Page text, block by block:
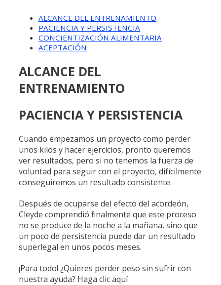
ALCANCE DEL ENTRENAMIENTO
PACIENCIA Y PERSISTENCIA
CONCIENTIZACIÓN ALIMENTARIA
ACEPTACIÓN
ALCANCE DEL
ENTRENAMIENTO
PACIENCIA Y PERSISTENCIA
Cuando empezamos un proyecto como perder
unos kilos y hacer ejercicios, pronto queremos
ver resultados, pero si no tenemos la fuerza de
voluntad para seguir con el proyecto, difícilmente
conseguiremos un resultado consistente.
Después de ocuparse del efecto del acordeón,
Cleyde comprendió finalmente que este proceso
no se produce de la noche a la mañana, sino que
un poco de persistencia puede dar un resultado
superlegal en unos pocos meses.
¡Para todo! ¿Quieres perder peso sin sufrir con
nuestra ayuda? Haga clic aquí